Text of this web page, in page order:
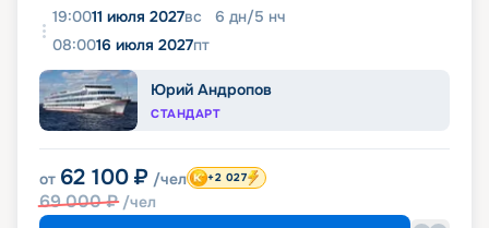
19:0011 июля 2027вс 6 дн/5 нч
08:0016 июля 2027пт
Юрий Андропов
СТАНДАРТ
от 62 100 ₽ /чел
69 000₽ /чел
+2 027